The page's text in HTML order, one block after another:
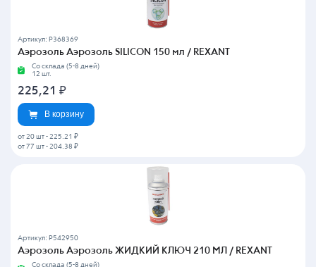
Артикул: P368369
Аэрозоль Аэрозоль SILICON 150 мл / REXANT
Со склада (5-8 дней)
12 шт.
225,21 ₽
В корзину
от 20 шт - 225.21 ₽
от 77 шт - 204.38 ₽
Артикул: P542950
Аэрозоль Аэрозоль ЖИДКИЙ КЛЮЧ 210 МЛ / REXANT
Со склада (5-8 дней)